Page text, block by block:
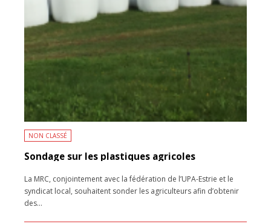
NON CLASSÉ
Sondage sur les plastiques agricoles
La MRC, conjointement avec la fédération de l’UPA-Estrie et le
syndicat local, souhaitent sonder les agriculteurs afin d’obtenir
des...